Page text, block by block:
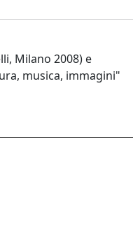
Milano 2008) e
musica, immagini"